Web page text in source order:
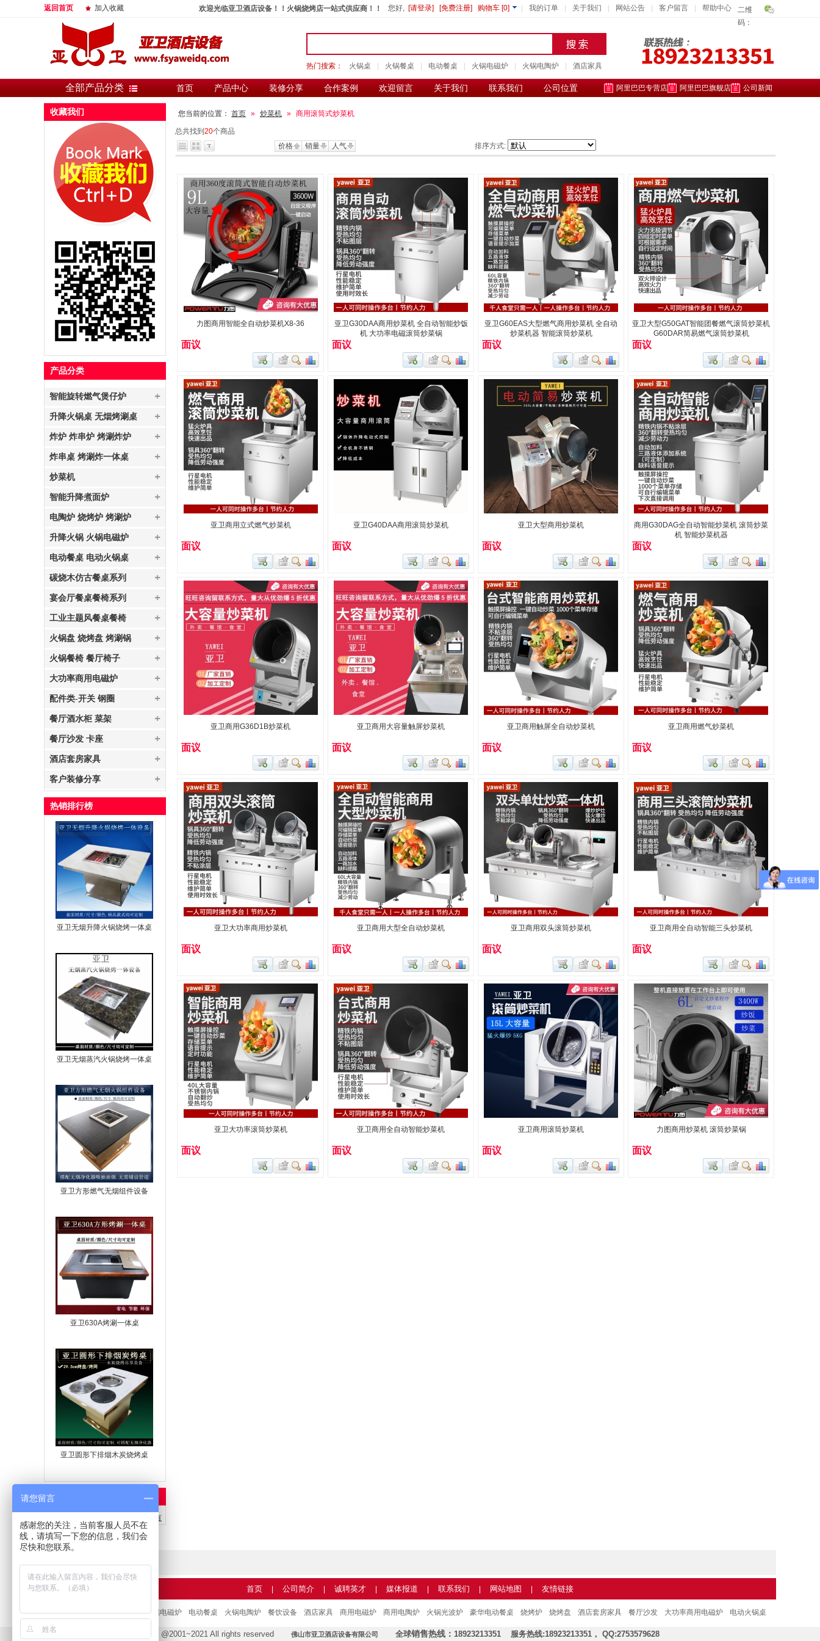
返回首页 加入收藏
二维
码：
我的订单 关于我们 网站公告 客户留言 帮助中心
您好, [请登录] [免费注册] 购物车 [0]
欢迎光临亚卫酒店设备！！火锅烧烤店一站式供应商！！
热门搜索： 火锅桌 火锅餐桌 电动餐桌 火锅电磁炉 火锅电陶炉 酒店家具
全部产品分类 首页 产品中心 装修分享 合作案例 欢迎留言 关于我们 联系我们 公司位置 阿里巴巴专营店 阿里巴巴旗舰店 公司新闻
您当前的位置： 首页 » 炒菜机 » 商用滚筒式炒菜机
总共找到 20个商品
价格
销量 人气 排序方式:
力图商用智能全自动炒菜机X8-36
面议
亚卫G30DAA商用炒菜机 全自动智能炒饭
机 大功率电磁滚筒炒菜锅
面议
亚卫G60EAS大型燃气商用炒菜机 全自动
炒菜机器 智能滚筒炒菜机
面议
亚卫大型G50GAT智能团餐燃气滚筒炒菜机
G60DAR简易燃气滚筒炒菜机
面议
亚卫商用立式燃气炒菜机
面议
亚卫G40DAA商用滚筒炒菜机
面议
亚卫大型商用炒菜机
面议
商用G30DAG全自动智能炒菜机 滚筒炒菜
机 智能炒菜机器
面议
亚卫商用G36D1B炒菜机
面议
亚卫商用大容量触屏炒菜机
面议
亚卫商用触屏全自动炒菜机
面议
亚卫商用燃气炒菜机
面议
亚卫大功率商用炒菜机
面议
亚卫商用大型全自动炒菜机
面议
亚卫商用双头滚筒炒菜机
面议
亚卫商用全自动智能三头炒菜机
面议
亚卫大功率滚筒炒菜机
面议
亚卫商用全自动智能炒菜机
面议
亚卫商用滚筒炒菜机
面议
力图商用炒菜机 滚筒炒菜锅
面议
收藏我们
产品分类
智能旋转燃气煲仔炉
升降火锅桌 无烟烤涮桌
炸炉 炸串炉 烤涮炸炉
炸串桌 烤涮炸一体桌
炒菜机
智能升降煮面炉
电陶炉 烧烤炉 烤涮炉
升降火锅 火锅电磁炉
电动餐桌 电动火锅桌
碳烧木仿古餐桌系列
宴会厅餐桌餐椅系列
工业主题风餐桌餐椅
火锅盘 烧烤盘 烤涮锅
火锅餐椅 餐厅椅子
大功率商用电磁炉
配件类-开关 钢圈
餐厅酒水柜 菜架
餐厅沙发 卡座
酒店套房家具
客户装修分享
热销排行榜
亚卫无烟升降火锅烧烤一体桌
亚卫无烟蒸汽火锅烧烤一体桌
亚卫方形燃气无烟组件设备
亚卫630A烤涮一体桌
亚卫圆形下排烟木炭烧烤桌
您浏览过的商品
查看所有
首页 公司简介 诚聘英才 媒体报道 联系我们 网站地图 友情链接
友情链接：火锅桌 火锅餐桌 火锅电磁炉 电动餐桌 火锅电陶炉 餐饮设备 酒店家具 商用电磁炉 商用电陶炉 火锅光波炉 豪华电动餐桌 烧烤炉 烧烤盘 酒店套房家具 餐厅沙发 大功率商用电磁炉 电动火锅桌
@2001~2021 All rights reserved 佛山市亚卫酒店设备有限公司 全球销售热线： 18923213351 服务热线:18923213351， QQ:2753579628
请您留言
感谢您的关注，当前客服人员不在
线，请填写一下您的信息，我们会
尽快和您联系。